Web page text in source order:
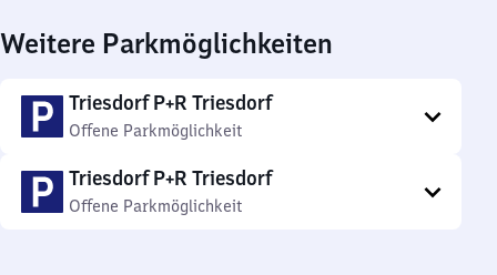
Weitere Parkmöglichkeiten
Triesdorf P+R Triesdorf
Offene Parkmöglichkeit
Triesdorf P+R Triesdorf
Offene Parkmöglichkeit